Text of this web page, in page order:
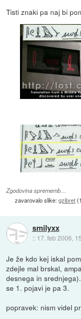
Tisti znaki pa naj bi
Zgodovina sprememb…
zavarovalo slike:gzibret(
smilyxx
:: 17. feb 2006,
Je že kdo kej iskal
zdejle mal brskal,
desnega in
se 1. pojavi je pa 3.
popravek: nism videl